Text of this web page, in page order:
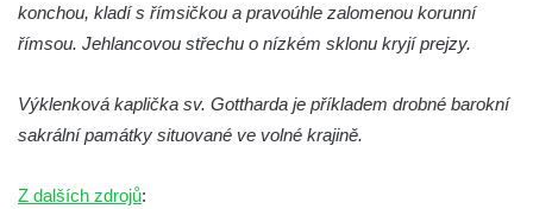
Kostel svatého Václava ve Velešíně
Kostel svatého Ducha v poutním areálu
Římov
hrob
konchou, kladí s římsičkou a pravoúhle zalomenou korunní
římsou. Jehlancovou střechu o nízkém sklonu kryjí prejzy.
Výklenková kaplička sv. Gottharda je příkladem drobné barokní
sakrální památky situované ve volné krajině.
Z dalších zdrojů: